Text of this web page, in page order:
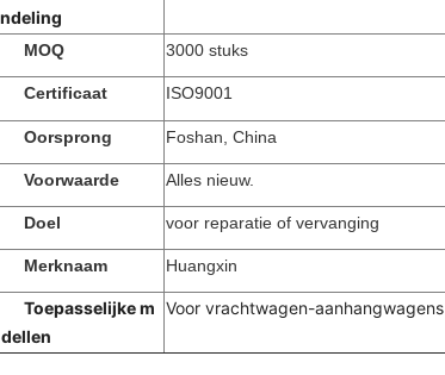
MOQ 3000 stuks
Certificaat ISO9001
Oorsprong Foshan, China
Voorwaarde Alles nieuw.
Doel voor reparatie of vervanging
Merknaam Huangxin
Toepasselijke m Voor vrachtwagen-aanhangwagens